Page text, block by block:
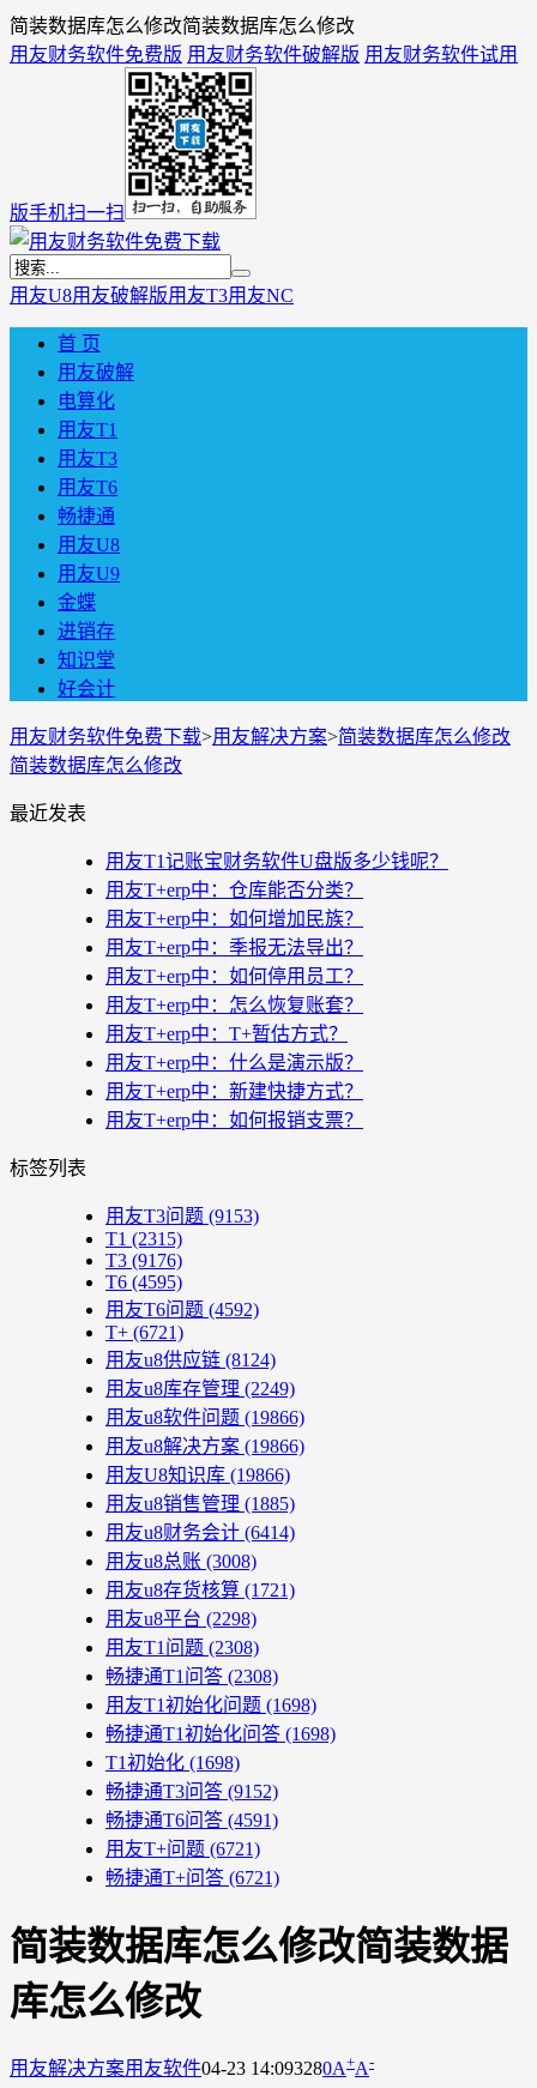
简装数据库怎么修改简装数据库怎么修改
用友财务软件免费版 用友财务软件破解版 用友财务软件试用
版手机扫一扫
用友U8用友破解版用友T3用友NC
首 页
用友破解
电算化
用友T1
用友T3
用友T6
畅捷通
用友U8
用友U9
金蝶
进销存
知识堂
好会计
用友财务软件免费下载>用友解决方案>简装数据库怎么修改
简装数据库怎么修改
最近发表
用友T1记账宝财务软件U盘版多少钱呢？
用友T+erp中：仓库能否分类？
用友T+erp中：如何增加民族？
用友T+erp中：季报无法导出？
用友T+erp中：如何停用员工？
用友T+erp中：怎么恢复账套？
用友T+erp中：T+暂估方式？
用友T+erp中：什么是演示版？
用友T+erp中：新建快捷方式？
用友T+erp中：如何报销支票？
标签列表
用友T3问题 (9153)
T1 (2315)
T3 (9176)
T6 (4595)
用友T6问题 (4592)
T+ (6721)
用友u8供应链 (8124)
用友u8库存管理 (2249)
用友u8软件问题 (19866)
用友u8解决方案 (19866)
用友U8知识库 (19866)
用友u8销售管理 (1885)
用友u8财务会计 (6414)
用友u8总账 (3008)
用友u8存货核算 (1721)
用友u8平台 (2298)
用友T1问题 (2308)
畅捷通T1问答 (2308)
用友T1初始化问题 (1698)
畅捷通T1初始化问答 (1698)
T1初始化 (1698)
畅捷通T3问答 (9152)
畅捷通T6问答 (4591)
用友T+问题 (6721)
畅捷通T+问答 (6721)
简装数据库怎么修改简装数据
库怎么修改
用友解决方案用友软件04-23 14:093280A+A-